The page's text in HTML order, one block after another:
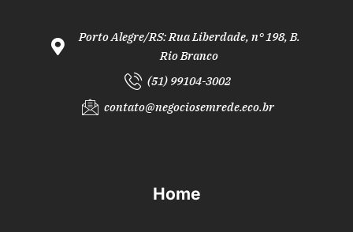
Porto Alegre/RS: Rua Liberdade, n° 198, B.
Rio Branco
(51) 99104-3002
contato@negociosemrede.eco.br
Home